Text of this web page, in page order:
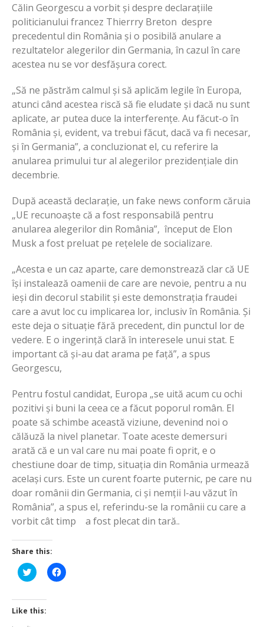
Călin Georgescu a vorbit și despre declarațiile
politicianului francez Thierrry Breton despre
precedentul din România și o posibilă anulare a
rezultatelor alegerilor din Germania, în cazul în care
acestea nu se vor desfășura corect.
„Să ne păstrăm calmul și să aplicăm legile în Europa,
atunci când acestea riscă să fie eludate și dacă nu sunt
aplicate, ar putea duce la interferențe. Au făcut-o în
România și, evident, va trebui făcut, dacă va fi necesar,
și în Germania”, a concluzionat el, cu referire la
anularea primului tur al alegerilor prezidențiale din
decembrie.
După această declarație, un fake news conform căruia
„UE recunoaște că a fost responsabilă pentru
anularea alegerilor din România”, început de Elon
Musk a fost preluat pe rețelele de socializare.
„Acesta e un caz aparte, care demonstrează clar că UE
își instalează oamenii de care are nevoie, pentru a nu
ieși din decorul stabilit și este demonstrația fraudei
care a avut loc cu implicarea lor, inclusiv în România. Și
este deja o situație fără precedent, din punctul lor de
vedere. E o ingerință clară în interesele unui stat. E
important că și-au dat arama pe față”, a spus
Georgescu,
Pentru fostul candidat, Europa „se uită acum cu ochi
pozitivi și buni la ceea ce a făcut poporul român. El
poate să schimbe această viziune, devenind noi o
călăuză la nivel planetar. Toate aceste demersuri
arată că e un val care nu mai poate fi oprit, e o
chestiune doar de timp, situația din România urmează
același curs. Este un curent foarte puternic, pe care nu
doar românii din Germania, ci și nemții l-au văzut în
România”, a spus el, referindu-se la românii cu care a
vorbit cât timp a fost plecat din tară..
Share this:
Click
to
Twitter
(Opens
in
Click
to
Like this: